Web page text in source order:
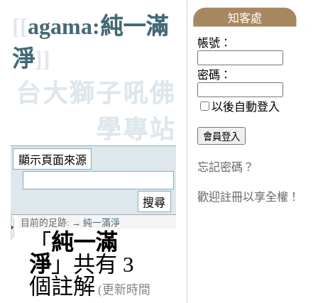
[[agama:純一滿
淨]]
台大獅子吼佛
學專站
目前的足跡: → 純一滿淨
「 純一滿
淨」共有 3
個註解 (更新時間
知客處
帳號：
密碼：
以後自動登入
忘記密碼？
歡迎註冊以享全權！